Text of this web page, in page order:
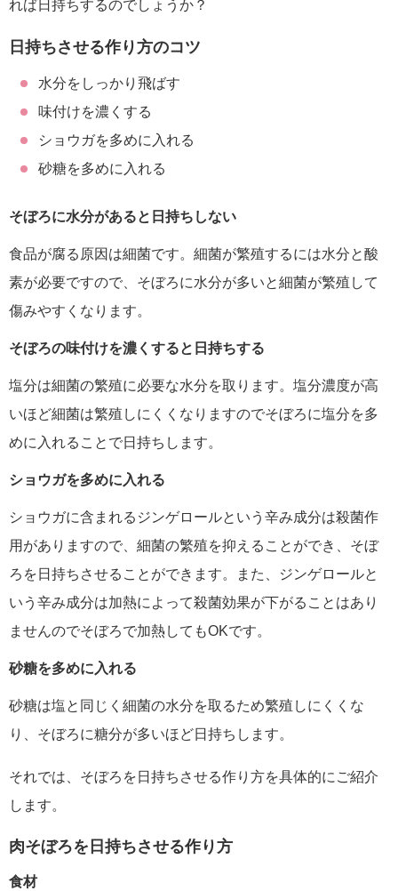
れば日持ちするのでしょうか？
日持ちさせる作り方のコツ
水分をしっかり飛ばす
味付けを濃くする
ショウガを多めに入れる
砂糖を多めに入れる
そぼろに水分があると日持ちしない
食品が腐る原因は細菌です。細菌が繁殖するには水分と酸
素が必要ですので、そぼろに水分が多いと細菌が繁殖して
傷みやすくなります。
そぼろの味付けを濃くすると日持ちする
塩分は細菌の繁殖に必要な水分を取ります。塩分濃度が高
いほど細菌は繁殖しにくくなりますのでそぼろに塩分を多
めに入れることで日持ちします。
ショウガを多めに入れる
ショウガに含まれるジンゲロールという辛み成分は殺菌作
用がありますので、細菌の繁殖を抑えることができ、そぼ
ろを日持ちさせることができます。また、ジンゲロールと
いう辛み成分は加熱によって殺菌効果が下がることはあり
ませんのでそぼろで加熱してもOKです。
砂糖を多めに入れる
砂糖は塩と同じく細菌の水分を取るため繁殖しにくくな
り、そぼろに糖分が多いほど日持ちします。
それでは、そぼろを日持ちさせる作り方を具体的にご紹介
します。
肉そぼろを日持ちさせる作り方
食材